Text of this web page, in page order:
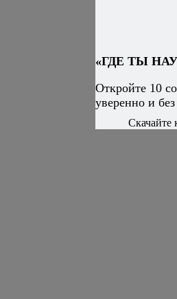
«ГДЕ ТЫ
Откройте 10
уверенно и
Скачайте